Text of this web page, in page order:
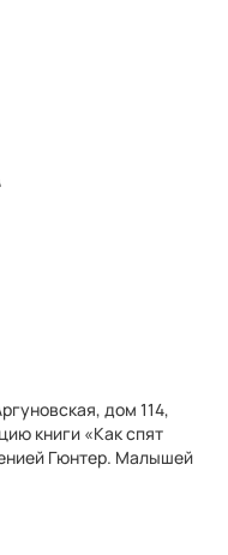
дом 114,
книги «Как спят
Гюнтер. Малышей